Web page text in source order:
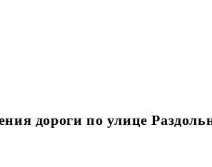
дороги по улице